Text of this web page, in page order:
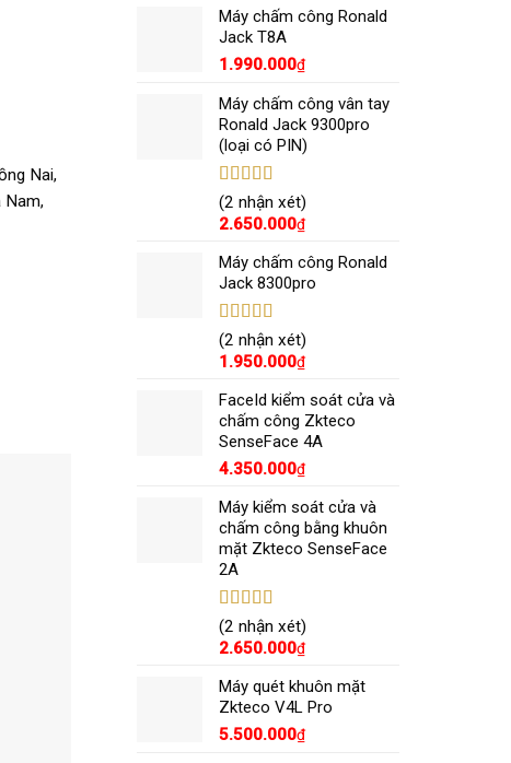
Nai,
Nam,
Máy chấm công Ronald
Jack T8A
1.990.000₫
Máy chấm công vân tay
Ronald Jack 9300pro
(loại có PIN)
Được xếp
hạng5.005
sao
(2 nhận xét)
2.650.000₫
Máy chấm công Ronald
Jack 8300pro
Được xếp
hạng5.005
sao
(2 nhận xét)
1.950.000₫
FaceId kiểm soát cửa và
chấm công Zkteco
SenseFace 4A
4.350.000₫
Máy kiểm soát cửa và
chấm công bằng khuôn
mặt Zkteco SenseFace
2A
Được xếp
hạng5.005
sao
(2 nhận xét)
2.650.000₫
Máy quét khuôn mặt
Zkteco V4L Pro
5.500.000₫